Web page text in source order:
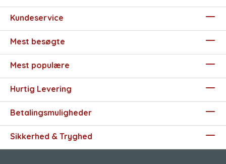
Kundeservice
Mest besøgte
Mest populære
Hurtig Levering
Betalingsmuligheder
Sikkerhed & Tryghed